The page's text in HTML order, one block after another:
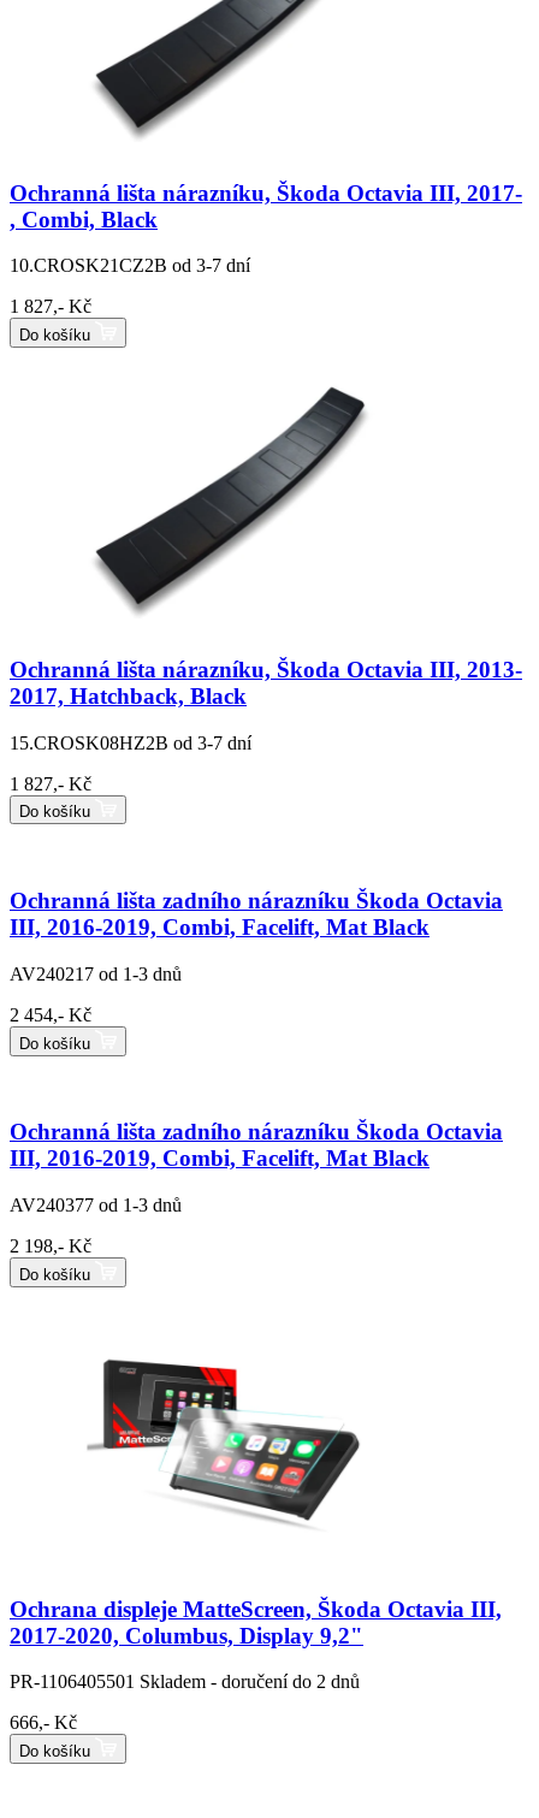
Ochranná lišta nárazníku, Škoda Octavia III, 2017-
, Combi, Black
10.CROSK21CZ2B od 3-7 dní
1 827,- Kč
Do košíku
Ochranná lišta nárazníku, Škoda Octavia III, 2013-
2017, Hatchback, Black
15.CROSK08HZ2B od 3-7 dní
1 827,- Kč
Do košíku
Ochranná lišta zadního nárazníku Škoda Octavia
III, 2016-2019, Combi, Facelift, Mat Black
AV240217 od 1-3 dnů
2 454,- Kč
Do košíku
Ochranná lišta zadního nárazníku Škoda Octavia
III, 2016-2019, Combi, Facelift, Mat Black
AV240377 od 1-3 dnů
2 198,- Kč
Do košíku
Ochrana displeje MatteScreen, Škoda Octavia III,
2017-2020, Columbus, Display 9,2"
PR-1106405501 Skladem - doručení do 2 dnů
666,- Kč
Do košíku